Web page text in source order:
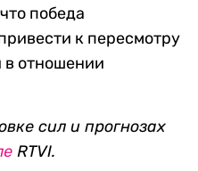
победа
к пересмотру
в отношении
сил и прогнозах
RTVI.